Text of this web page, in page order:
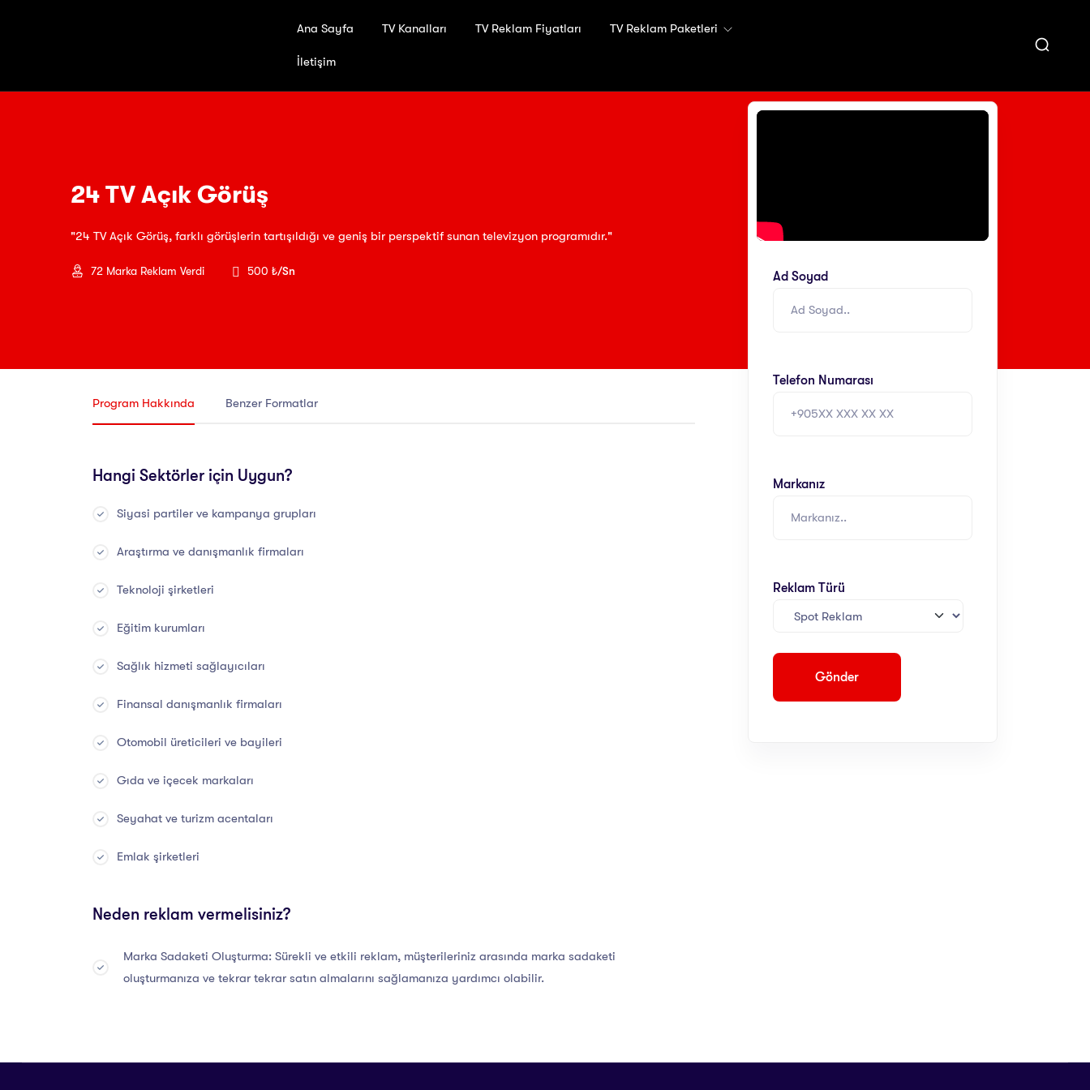
Ana Sayfa TV Kanalları TV Reklam Fiyatları TV Reklam Paketleri
İletişim
24 TV Açık Görüş
"24 TV Açık Görüş, farklı görüşlerin tartışıldığı ve geniş bir perspektif sunan televizyon programıdır."
72 Marka Reklam Verdi 500 ₺/Sn
Program Hakkında Benzer Formatlar
Hangi Sektörler için Uygun?
Siyasi partiler ve kampanya grupları
Araştırma ve danışmanlık firmaları
Teknoloji şirketleri
Eğitim kurumları
Sağlık hizmeti sağlayıcıları
Finansal danışmanlık firmaları
Otomobil üreticileri ve bayileri
Gıda ve içecek markaları
Seyahat ve turizm acentaları
Emlak şirketleri
Neden reklam vermelisiniz?
Marka Sadaketi Oluşturma: Sürekli ve etkili reklam, müşterileriniz arasında marka sadaketi
oluşturmanıza ve tekrar tekrar satın almalarını sağlamanıza yardımcı olabilir.
Ad Soyad
Telefon Numarası
Markanız
Reklam Türü